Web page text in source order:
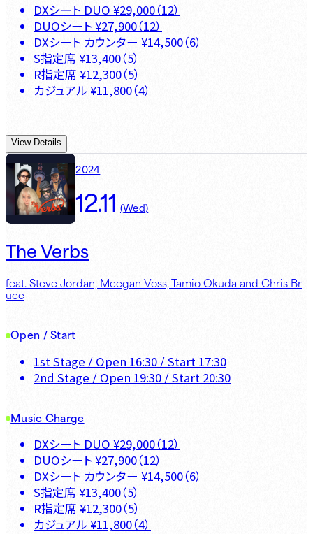
DXシート DUO ¥29,000（12）
DUOシート ¥27,900（12）
DXシート カウンター ¥14,500（6）
S指定席 ¥13,400（5）
R指定席 ¥12,300（5）
カジュアル ¥11,800（4）
View Details
2024
12.11 (Wed)
The Verbs
feat. Steve Jordan, Meegan Voss, Tamio Okuda and Chris Br
uce
Open / Start
1st Stage / Open 16:30 / Start 17:30
2nd Stage / Open 19:30 / Start 20:30
Music Charge
DXシート DUO ¥29,000（12）
DUOシート ¥27,900（12）
DXシート カウンター ¥14,500（6）
S指定席 ¥13,400（5）
R指定席 ¥12,300（5）
カジュアル ¥11,800（4）